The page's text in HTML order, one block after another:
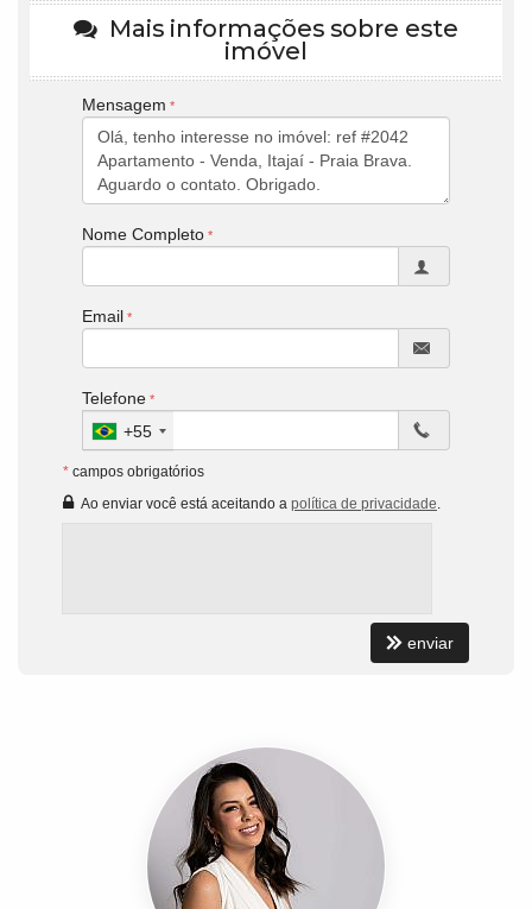
Mais informações sobre este
imóvel
Mensagem
Nome Completo
Email
Telefone
+55
* campos obrigatórios
Ao enviar você está aceitando a política de privacidade
enviar